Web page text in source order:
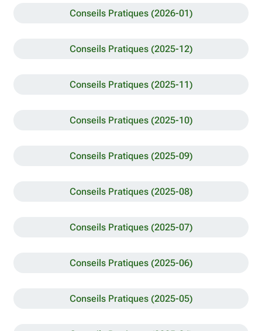
Conseils Pratiques (2026-01)
Conseils Pratiques (2025-12)
Conseils Pratiques (2025-11)
Conseils Pratiques (2025-10)
Conseils Pratiques (2025-09)
Conseils Pratiques (2025-08)
Conseils Pratiques (2025-07)
Conseils Pratiques (2025-06)
Conseils Pratiques (2025-05)